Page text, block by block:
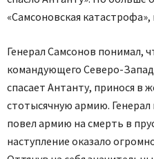
«Самсоновская
Генерал Самсонов понимал,
командующего Северо-
спасает Антанту, принося в
стотысячную армию.
повел армию на смерть в
наступление оказало